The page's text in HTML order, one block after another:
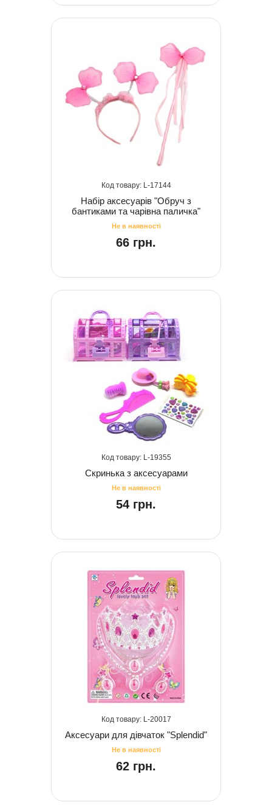
17144
Набір аксесуарів "Обруч з
бантиками та чарівна паличка"
66 грн.
19355
Скринька з аксесуарами
54 грн.
20017
Аксесуари для дівчаток "Splendid"
62 грн.